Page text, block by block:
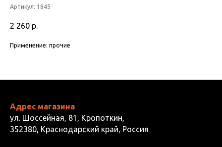
Артикул: 1845
2 260 р.
Применение: прочие
Адрес магазина
ул. Шоссейная, 81, Кропоткин,
352380, Краснодарский край, Россия